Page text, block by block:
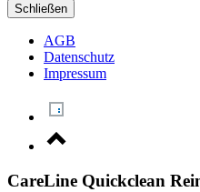
Schließen
AGB
Datenschutz
Impressum
CareLine Quickclean